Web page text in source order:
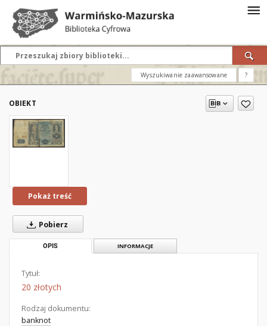
Wyszukiwanie zaawansowane ?
OBIEKT
Pokaż treść
Pobierz
OPIS INFORMACJE
Tytuł:
20 złotych
Rodzaj dokumentu:
banknot